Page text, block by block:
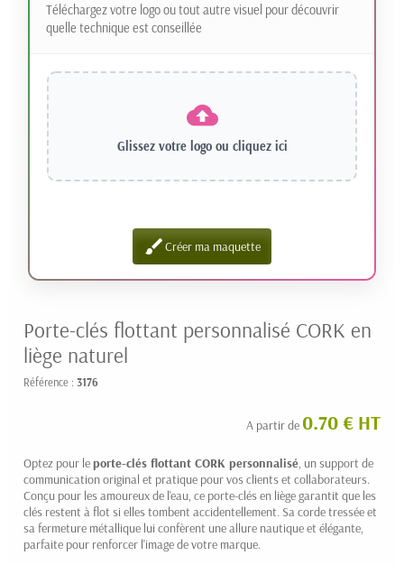
Téléchargez votre logo ou tout autre visuel pour découvrir
quelle technique est conseillée
Glissez votre logo ou cliquez ici
brushCréer ma maquette
Porte-clés flottant personnalisé CORK en
liège naturel
Référence : 3176
A partir de 0.70 € HT
Optez pour leporte-clés flottant CORK personnalisé , un support de
communication original et pratique pour vos clients et collaborateurs.
Conçu pour les amoureux de l'eau, ce porte-clés en liège garantit que les
clés restent à flot si elles tombent accidentellement. Sa corde tressée et
sa fermeture métallique lui confèrent une allure nautique et élégante,
parfaite pour renforcer l'image de votre marque.